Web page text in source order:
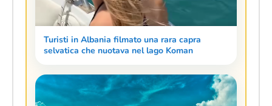
Turisti in Albania filmato una rara capra
selvatica che nuotava nel lago Koman